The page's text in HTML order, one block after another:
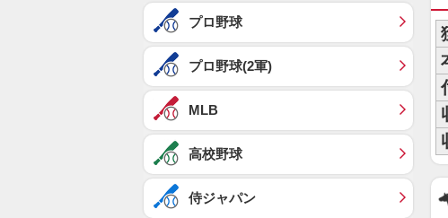
プロ野球
プロ野球(2軍)
MLB
高校野球
侍ジャパン